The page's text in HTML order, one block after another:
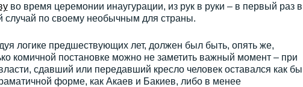
во время церемонии инаугурации, из рук в руки – в первый раз в
случай по своему необычным для страны.
логике предшествующих лет, должен был быть, опять же,
комичной постановке можно не заметить важный момент – при
сдавший или передавший кресло человек оставался как бы
форме, как Акаев и Бакиев, либо в менее